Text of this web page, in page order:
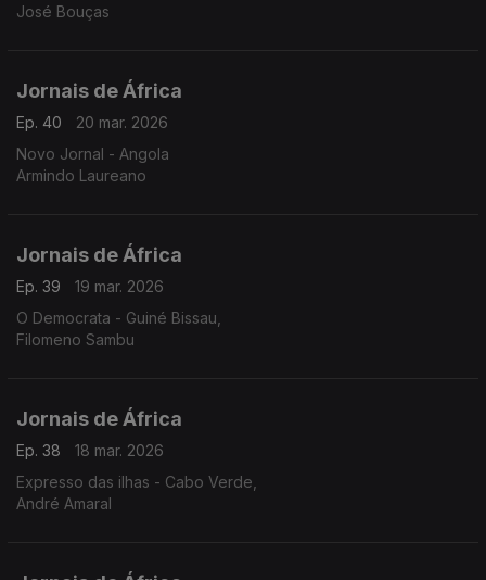
José Bouças
Jornais de África
Ep. 40
20 mar. 2026
Novo Jornal - Angola
Armindo Laureano
Jornais de África
Ep. 39
19 mar. 2026
O Democrata - Guiné Bissau,
Filomeno Sambu
Jornais de África
Ep. 38
18 mar. 2026
Expresso das ilhas - Cabo Verde,
André Amaral